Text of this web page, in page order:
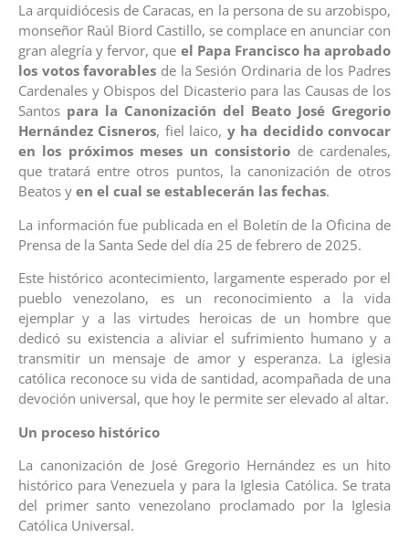
La arquidiócesis de Caracas, en la persona de su arzobispo,
monseñor Raúl Biord Castillo, se complace en anunciar con
gran alegría y fervor, que el Papa Francisco ha aprobado
los votos favorables de la Sesión Ordinaria de los Padres
Cardenales y Obispos del Dicasterio para las Causas de los
Santos para la Canonización del Beato José Gregorio
Hernández Cisneros, fiel laico, y ha decidido convocar
en los próximos meses un consistorio de cardenales,
que tratará entre otros puntos, la canonización de otros
Beatos y en el cual se establecerán las fechas.
La información fue publicada en el Boletín de la Oficina de
Prensa de la Santa Sede del día 25 de febrero de 2025.
Este histórico acontecimiento, largamente esperado por el
pueblo venezolano, es un reconocimiento a la vida
ejemplar y a las virtudes heroicas de un hombre que
dedicó su existencia a aliviar el sufrimiento humano y a
transmitir un mensaje de amor y esperanza. La iglesia
católica reconoce su vida de santidad, acompañada de una
devoción universal, que hoy le permite ser elevado al altar.
Un proceso histórico
La canonización de José Gregorio Hernández es un hito
histórico para Venezuela y para la Iglesia Católica. Se trata
del primer santo venezolano proclamado por la Iglesia
Católica Universal.